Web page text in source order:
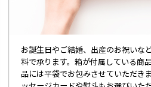
お誕生日やご結婚、出産のお祝いな
料で承ります。箱が付属している商
品には平袋でお包みさせていただき